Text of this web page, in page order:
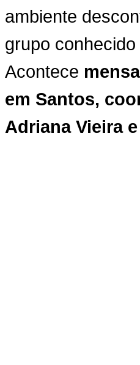
ambiente
grupo
Acontece
em Santos,
Adriana Vieira